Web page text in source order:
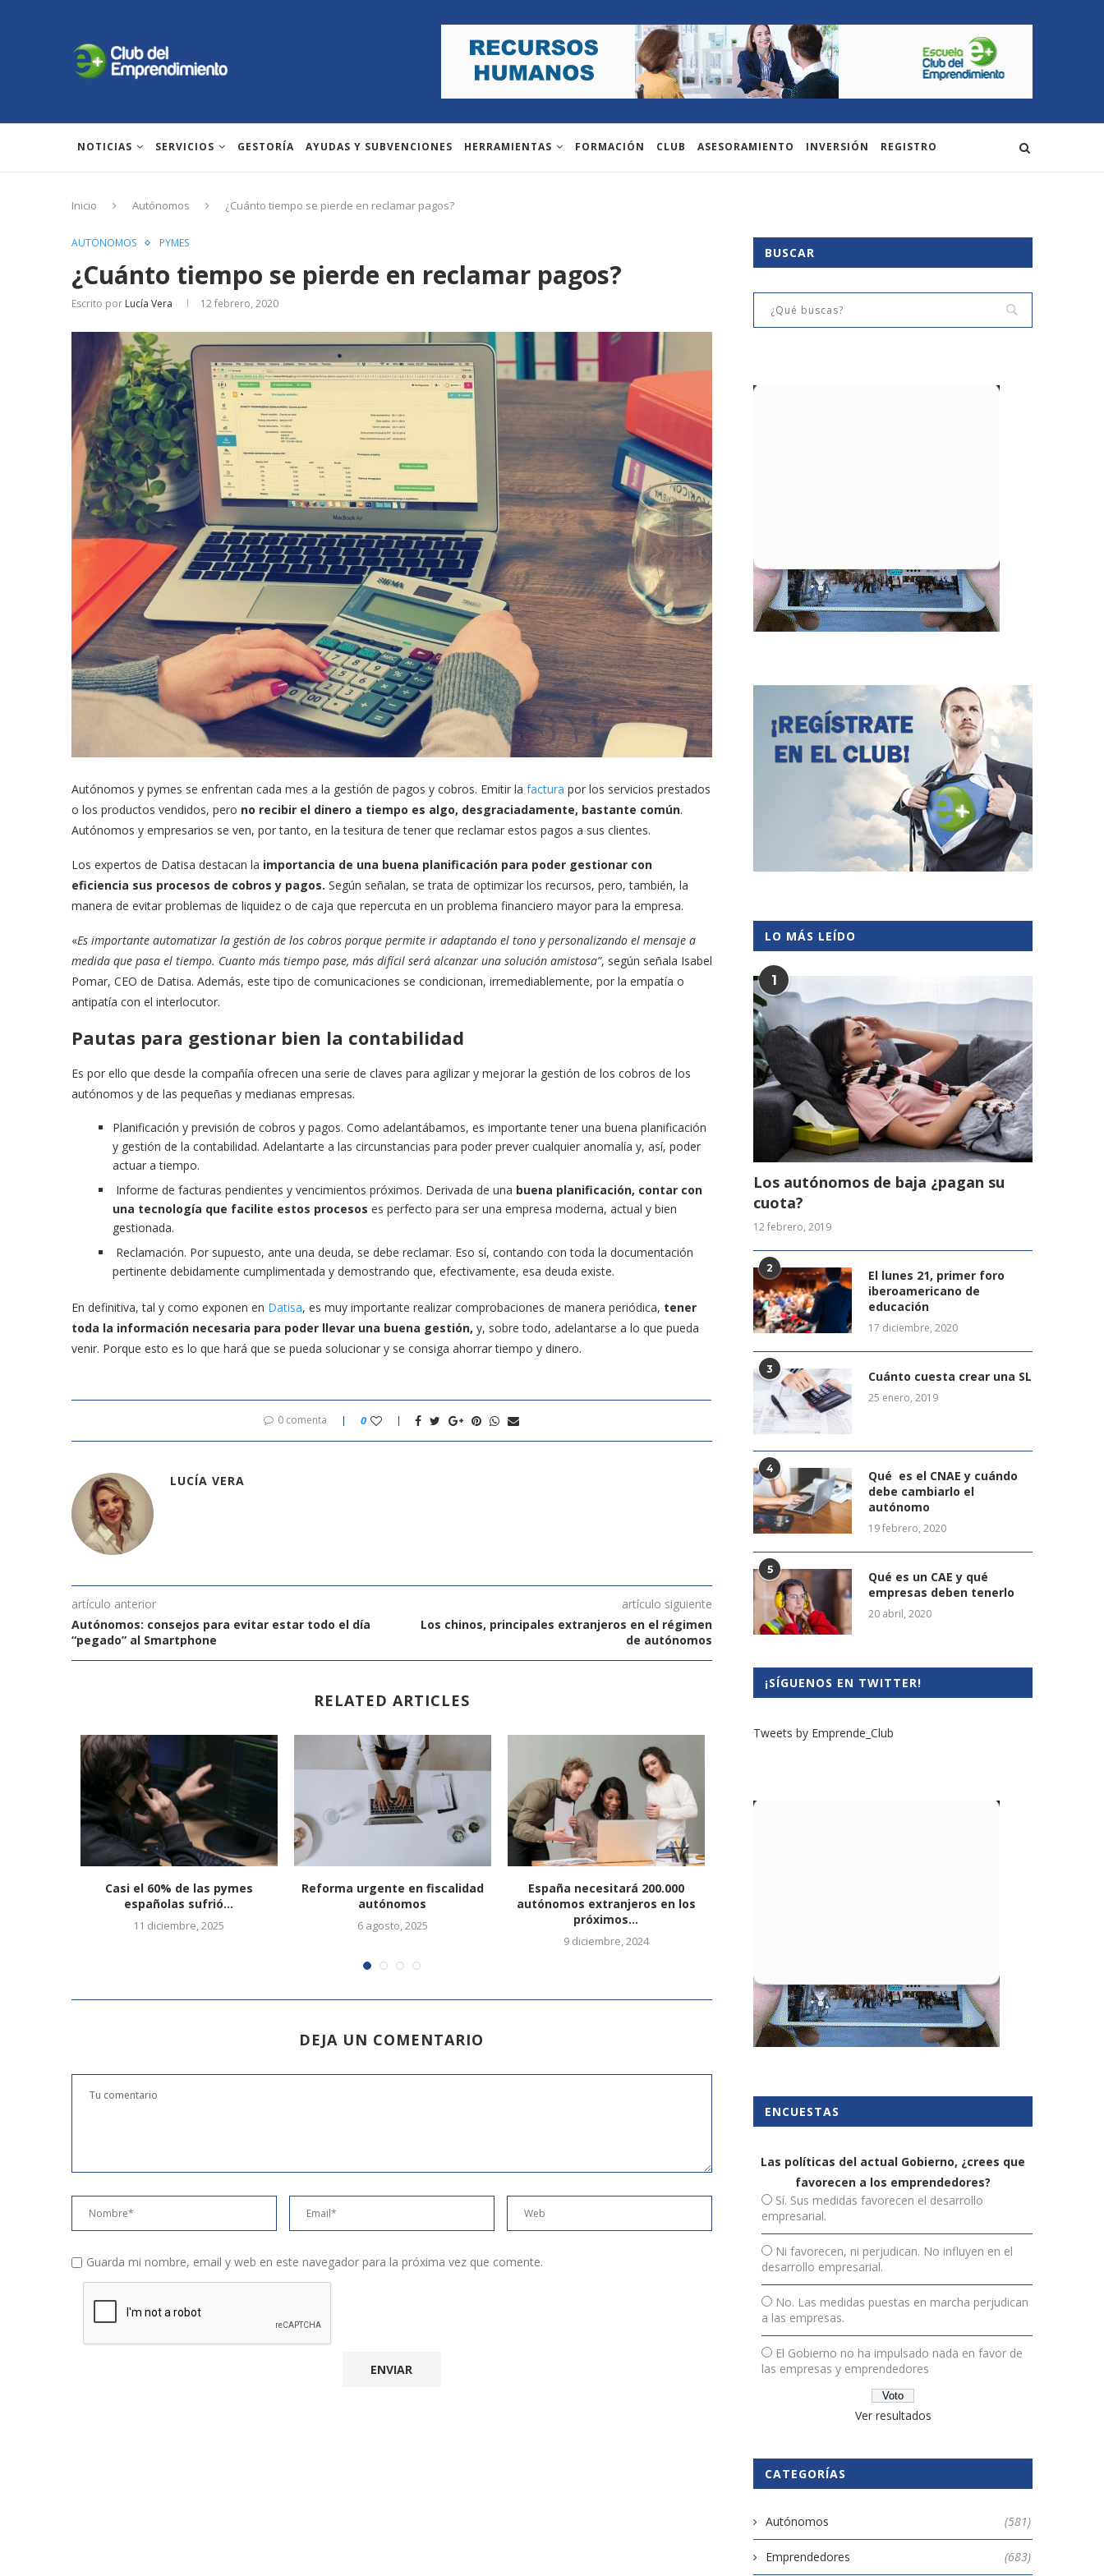
NOTICIAS SERVICIOS GESTORÍA AYUDAS Y SUBVENCIONES HERRAMIENTAS FORMACIÓN CLUB ASESORAMIENTO INVERSIÓN REGISTRO
Inicio Autónomos ¿Cuánto tiempo se pierde en reclamar pagos?
AUTÓNOMOS PYMES
¿Cuánto tiempo se pierde en reclamar pagos?
Escrito por Lucía Vera 12 febrero, 2020
Autónomos y pymes se enfrentan cada mes a la gestión de pagos y cobros. Emitir la factura por los servicios prestados
o los productos vendidos, pero no recibir el dinero a tiempo es algo, desgraciadamente, bastante común.
Autónomos y empresarios se ven, por tanto, en la tesitura de tener que reclamar estos pagos a sus clientes.
Los expertos de Datisa destacan la importancia de una buena planificación para poder gestionar con
eficiencia sus procesos de cobros y pagos. Según señalan, se trata de optimizar los recursos, pero, también, la
manera de evitar problemas de liquidez o de caja que repercuta en un problema financiero mayor para la empresa.
«Es importante automatizar la gestión de los cobros porque permite ir adaptando el tono y personalizando el mensaje a
medida que pasa el tiempo. Cuanto más tiempo pase, más difícil será alcanzar una solución amistosa”, según señala Isabel
Pomar, CEO de Datisa. Además, este tipo de comunicaciones se condicionan, irremediablemente, por la empatía o
antipatía con el interlocutor.
Pautas para gestionar bien la contabilidad
Es por ello que desde la compañía ofrecen una serie de claves para agilizar y mejorar la gestión de los cobros de los
autónomos y de las pequeñas y medianas empresas.
Planificación y previsión de cobros y pagos. Como adelantábamos, es importante tener una buena planificación
y gestión de la contabilidad. Adelantarte a las circunstancias para poder prever cualquier anomalía y, así, poder
actuar a tiempo.
Informe de facturas pendientes y vencimientos próximos. Derivada de una buena planificación, contar con
una tecnología que facilite estos procesos es perfecto para ser una empresa moderna, actual y bien
gestionada.
Reclamación. Por supuesto, ante una deuda, se debe reclamar. Eso sí, contando con toda la documentación
pertinente debidamente cumplimentada y demostrando que, efectivamente, esa deuda existe.
En definitiva, tal y como exponen en Datisa, es muy importante realizar comprobaciones de manera periódica, tener
toda la información necesaria para poder llevar una buena gestión, y, sobre todo, adelantarse a lo que pueda
venir. Porque esto es lo que hará que se pueda solucionar y se consiga ahorrar tiempo y dinero.
0 comenta 0
LUCÍA VERA
artículo anterior
Autónomos: consejos para evitar estar todo el día
“pegado” al Smartphone
artículo siguiente
Los chinos, principales extranjeros en el régimen
de autónomos
RELATED ARTICLES
Casi el 60% de las pymes
españolas sufrió...
11 diciembre, 2025
Reforma urgente en fiscalidad
autónomos
6 agosto, 2025
España necesitará 200.000
autónomos extranjeros en los
próximos...
9 diciembre, 2024
DEJA UN COMENTARIO
Guarda mi nombre, email y web en este navegador para la próxima vez que comente.
BUSCAR
LO MÁS LEÍDO
1
Los autónomos de baja ¿pagan su
cuota?
12 febrero, 2019
2
El lunes 21, primer foro
iberoamericano de
educación
17 diciembre, 2020
3 Cuánto cuesta crear una SL
25 enero, 2019
4
Qué es el CNAE y cuándo
debe cambiarlo el
autónomo
19 febrero, 2020
5
Qué es un CAE y qué
empresas deben tenerlo
20 abril, 2020
¡SÍGUENOS EN TWITTER!
Tweets by Emprende_Club
ENCUESTAS
Las políticas del actual Gobierno, ¿crees que
favorecen a los emprendedores?
Sí. Sus medidas favorecen el desarrollo
empresarial.
Ni favorecen, ni perjudican. No influyen en el
desarrollo empresarial.
No. Las medidas puestas en marcha perjudican
a las empresas.
El Gobierno no ha impulsado nada en favor de
las empresas y emprendedores
Ver resultados
CATEGORÍAS
Autónomos (581)
Emprendedores (683)